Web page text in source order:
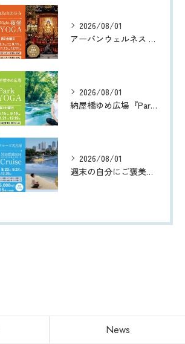
2026/08/01
アーバンウェルネス 都会のオアシス® 白鳥山法持寺 『Night夜坐 寺YOGA』
2026/08/01
納屋橋ゆめ広場『Park朝YOGA』
2026/08/01
週末の自分にご褒美を 〜五感でリフレッシュする都会のオアシス®︎ 船 | 『マインドフルネスクルーズ』 ｘ Wellness Trip
News